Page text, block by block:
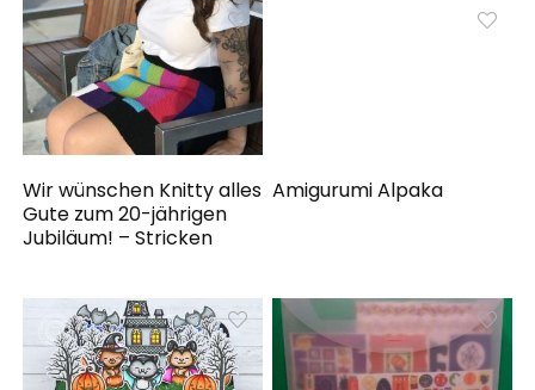
Wir wünschen Knitty alles
Gute zum 20-jährigen
Jubiläum! – Stricken
Amigurumi Alpaka